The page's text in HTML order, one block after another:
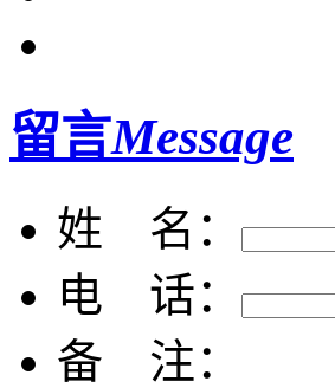
留言Message
姓 名：
电 话：
备 注：